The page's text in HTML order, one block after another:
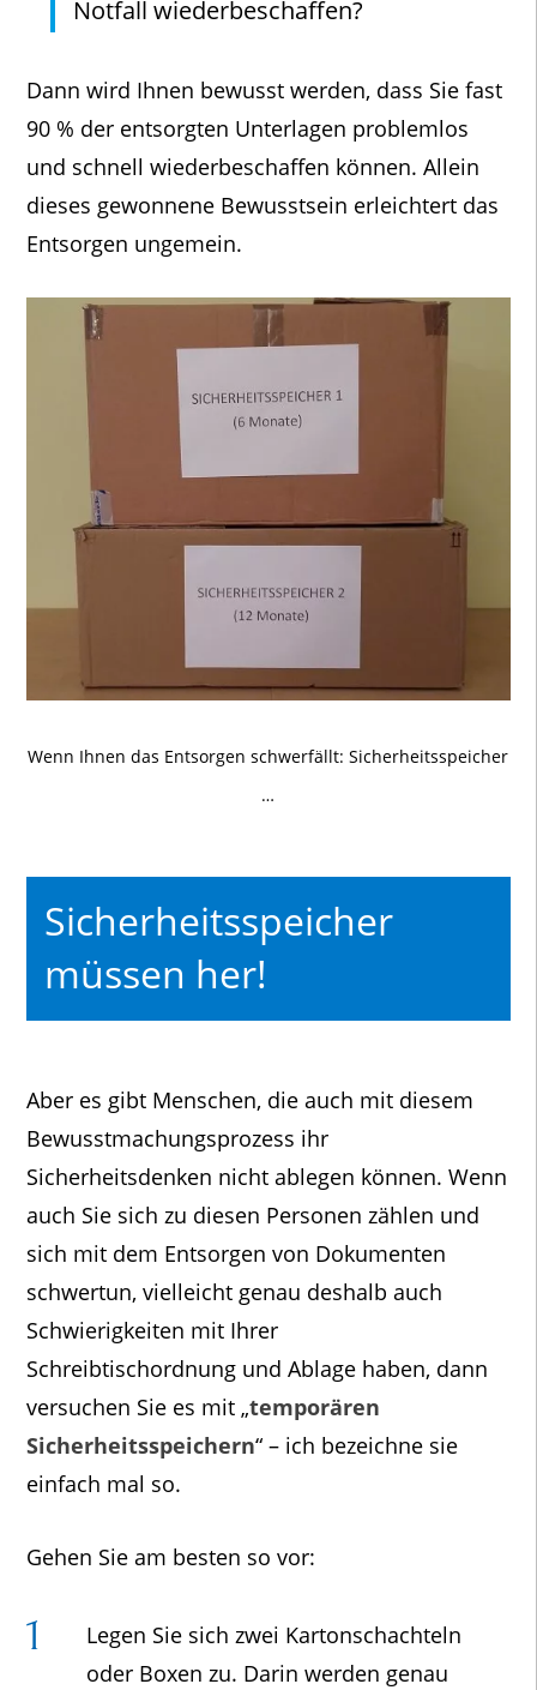
Notfall wiederbeschaffen?
Dann wird Ihnen bewusst werden, dass Sie fast
90 % der entsorgten Unterlagen problemlos
und schnell wiederbeschaffen können. Allein
dieses gewonnene Bewusstsein erleichtert das
Entsorgen ungemein.
Wenn Ihnen das Entsorgen schwerfällt: Sicherheitsspeicher
…
Sicherheitsspeicher
müssen her!
Aber es gibt Menschen, die auch mit diesem
Bewusstmachungsprozess ihr
Sicherheitsdenken nicht ablegen können. Wenn
auch Sie sich zu diesen Personen zählen und
sich mit dem Entsorgen von Dokumenten
schwertun, vielleicht genau deshalb auch
Schwierigkeiten mit Ihrer
Schreibtischordnung und Ablage haben, dann
versuchen Sie es mit „temporären
Sicherheitsspeichern“ – ich bezeichne sie
einfach mal so.
Gehen Sie am besten so vor:
Legen Sie sich zwei Kartonschachteln
oder Boxen zu. Darin werden genau